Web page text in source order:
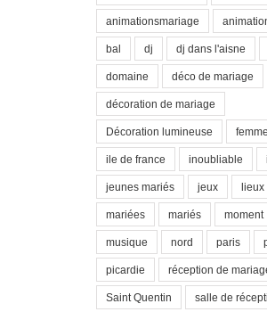
animationsmariage
bal dj dj dans l'aisne
domaine déco de mariage
décoration de mariage
Décoration lumineuse femme
ile de france inoubliable
jeunes mariés jeux lieux
mariées mariés moment
musique nord paris
picardie réception de
Saint Quentin salle de